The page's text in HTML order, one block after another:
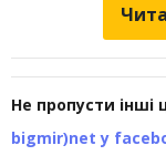
Не пропусти інші
bigmir)net у